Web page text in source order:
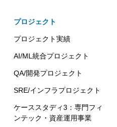
プロジェクト
プロジェクト実績
AI/ML統合プロジェクト
QA/開発プロジェクト
SRE/インフラプロジェクト
ケーススタディ3：専門フィ
ンテック・資産運用事業